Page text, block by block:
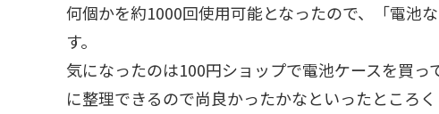
何個かを約1000回使用可能となったので、「電池
す。
気になったのは100円ショップで電池ケースを買
に整理できるので尚良かったかなといったところ